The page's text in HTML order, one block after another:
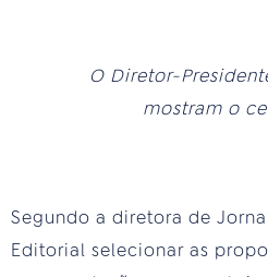
O Diretor-
mostram o
Segundo a diretora de
Editorial selecionar as